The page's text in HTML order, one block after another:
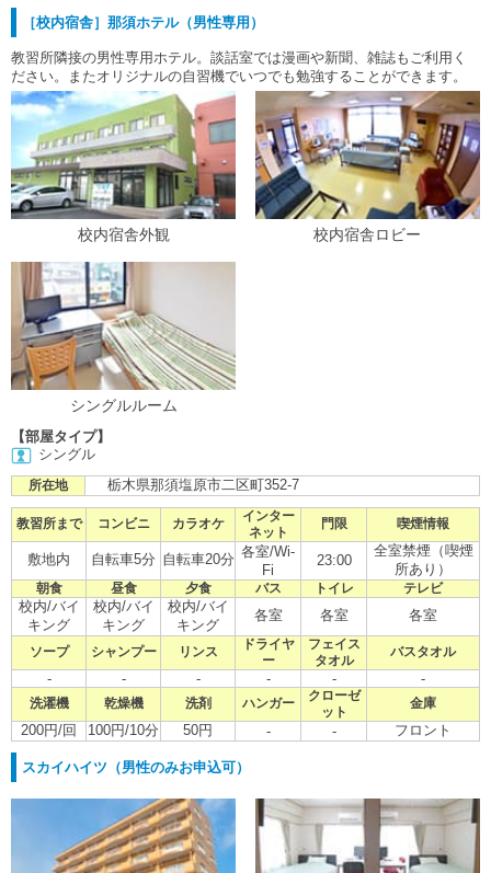
［校内宿舎］那須ホテル（男性専用）
教習所隣接の男性専用ホテル。談話室では漫画や新聞、雑誌もご利用く
ださい。またオリジナルの自習機でいつでも勉強することができます。
校内宿舎外観 校内宿舎ロビー
シングルルーム
【部屋タイプ】
シングル
所在地 栃木県那須塩原市二区町352-7
教習所まで コンビニ カラオケ
インター
ネット
門限 喫煙情報
敷地内 自転車5分 自転車20分 各室/Wi-
Fi
23:00
全室禁煙（喫煙
所あり）
朝食 昼食 夕食 バス トイレ テレビ
校内/バイ
キング
校内/バイ
キング
校内/バイ
キング
各室 各室 各室
ソープ シャンプー リンス
ドライヤ
ー
フェイス
タオル
バスタオル
- - - - - -
洗濯機 乾燥機 洗剤 ハンガー
クローゼ
ット
金庫
200円/回 100円/10分 50円 - - フロント
スカイハイツ（男性のみお申込可）